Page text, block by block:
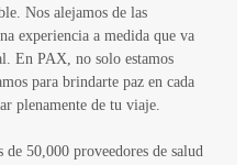
Nos alejamos de las
experiencia a medida que va
En PAX, no solo estamos
para brindarte paz en cada
plenamente de tu viaje.
de 50,000 proveedores de salud